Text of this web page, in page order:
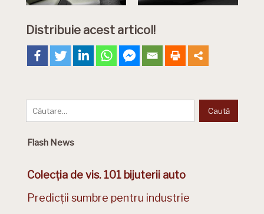
Distribuie acest articol!
Flash News
Colecția de vis. 101 bijuterii auto
Predicții sumbre pentru industrie